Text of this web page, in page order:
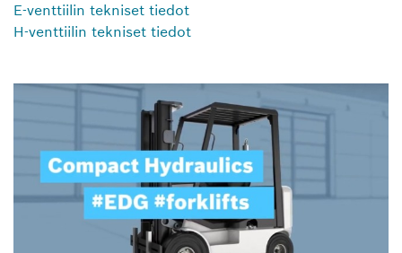
E-venttiilin tekniset tiedot
H-venttiilin tekniset tiedot